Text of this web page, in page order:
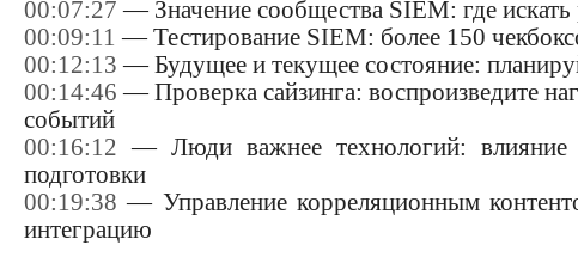
00:07:27 — Значение сообщества SIEM: где
00:09:11 — Тестирование SIEM: более 150
00:12:13 — Будущее и текущее состояние:
00:14:46 — Проверка сайзинга: воспроизведите
событий
00:16:12 — Люди важнее технологий: влияние
подготовки
00:19:38 — Управление корреляционным
интеграцию